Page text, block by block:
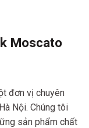
Moscato
đơn vị chuyên
Nội. Chúng tôi
sản phẩm chất